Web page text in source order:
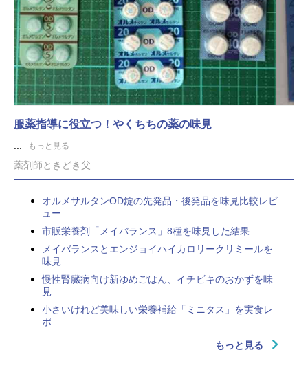
服薬指導に役立つ！やくちちの薬の味見
もっと見る
薬剤師ときどき父
オルメサルタンOD錠の先発品・後発品を味見比較レビ
ュー
市販栄養剤「メイバランス」8種を味見した結果…
メイバランスとエンジョイハイカロリークリミールを
味見
慢性腎臓病向け新ゆめごはん、イチビキのおかずを味
見
小さいけれど美味しい栄養補給「ミニタス」を実食レ
ポ
もっと見る